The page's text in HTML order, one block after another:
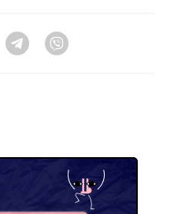
Telegram